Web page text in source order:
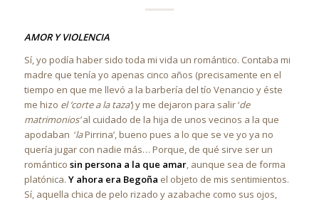
AMOR Y VIOLENCIA
Sí, yo podía haber sido toda mi vida un romántico. Contaba mi
madre que tenía yo apenas cinco años (precisamente en el
tiempo en que me llevó a la barbería del tío Venancio y éste
me hizo el ‘corte a la taza’) y me dejaron para salir ‘de
matrimonios’al cuidado de la hija de unos vecinos a la que
apodaban ‘laPirrina’, bueno pues a lo que se ve yo ya no
quería jugar con nadie más… Porque, de qué sirve ser un
romántico sin persona a la que amar, aunque sea de forma
platónica. Y ahora era Begoña el objeto de mis sentimientos.
Sí, aquella chica de pelo rizado y azabache como sus ojos,